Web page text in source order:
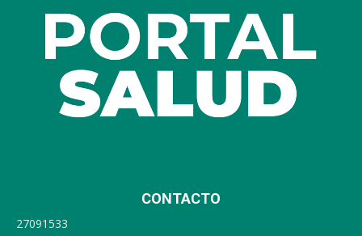
CONTACTO
27091533